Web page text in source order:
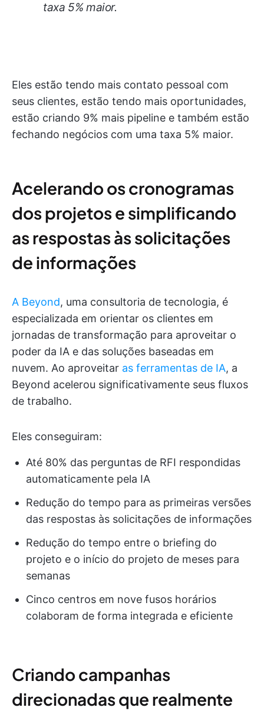
taxa 5% maior.
Eles estão tendo mais contato pessoal com
seus clientes, estão tendo mais oportunidades,
estão criando 9% mais pipeline e também estão
fechando negócios com uma taxa 5% maior.
Acelerando os cronogramas
dos projetos e simplificando
as respostas às solicitações
de informações
A Beyond, uma consultoria de tecnologia, é
especializada em orientar os clientes em
jornadas de transformação para aproveitar o
poder da IA e das soluções baseadas em
nuvem. Ao aproveitar as ferramentas de IA, a
Beyond acelerou significativamente seus fluxos
de trabalho.
Eles conseguiram:
Até 80% das perguntas de RFI respondidas
automaticamente pela IA
Redução do tempo para as primeiras versões
das respostas às solicitações de informações
Redução do tempo entre o briefing do
projeto e o início do projeto de meses para
semanas
Cinco centros em nove fusos horários
colaboram de forma integrada e eficiente
Criando campanhas
direcionadas que realmente